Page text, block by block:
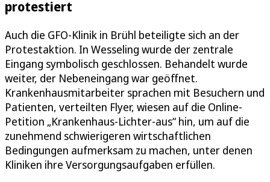
protestiert
Auch die GFO-Klinik in Brühl beteiligte sich an der
Protestaktion. In Wesseling wurde der zentrale
Eingang symbolisch geschlossen. Behandelt wurde
weiter, der Nebeneingang war geöffnet.
Krankenhausmitarbeiter sprachen mit Besuchern und
Patienten, verteilten Flyer, wiesen auf die Online-
Petition „Krankenhaus-Lichter-aus“ hin, um auf die
zunehmend schwierigeren wirtschaftlichen
Bedingungen aufmerksam zu machen, unter denen
Kliniken ihre Versorgungsaufgaben erfüllen.